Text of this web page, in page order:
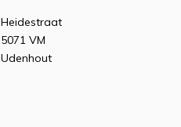
Heidestraat
5071 VM
Udenhout